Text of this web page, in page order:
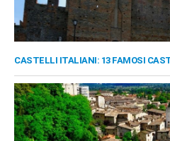
CASTELLI ITALIANI: 13 FAMOSI